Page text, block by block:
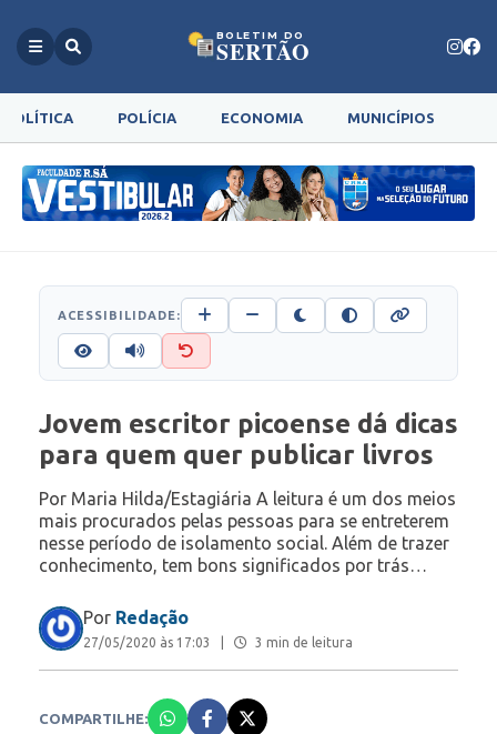
BOLETIM DO
SERTÃO
POLÍTICA POLÍCIA ECONOMIA MUNICÍPIOS
ACESSIBILIDADE:
Jovem escritor picoense dá dicas
para quem quer publicar livros
Por Maria Hilda/Estagiária A leitura é um dos meios
mais procurados pelas pessoas para se entreterem
nesse período de isolamento social. Além de trazer
conhecimento, tem bons significados por trás…
Por Redação
27/05/2020 às 17:03 3 min de leitura
COMPARTILHE: